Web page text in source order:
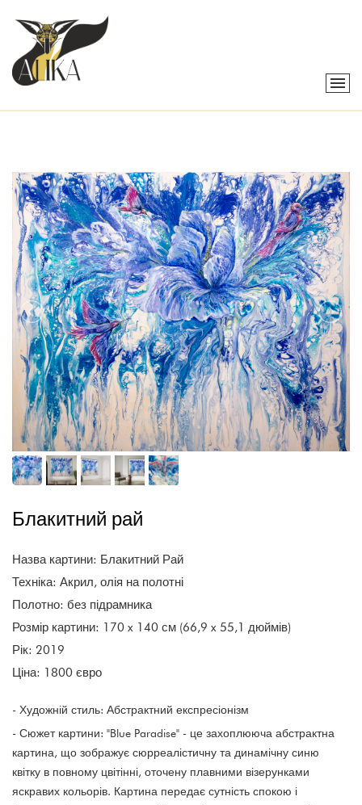
Блакитний рай
Назва картини: Блакитний Рай
Техніка: Акрил, олія на полотні
Полотно: без підрамника
Розмір картини: 170 x 140 см (66,9 x 55,1 дюймів)
Рік: 2019
Ціна: 1800 євро
- Художній стиль: Абстрактний експресіонізм
- Сюжет картини: "Blue Paradise" - це захоплююча абстрактна
картина, що зображує сюрреалістичну та динамічну синю
квітку в повному цвітінні, оточену плавними візерунками
яскравих кольорів. Картина передає сутність спокою і